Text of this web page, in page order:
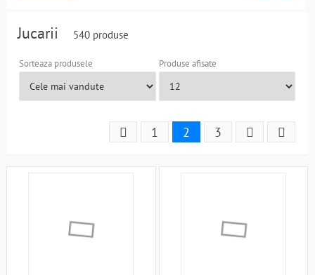
Jucarii 540 produse
Sorteaza produsele Produse afisate
1 2 3